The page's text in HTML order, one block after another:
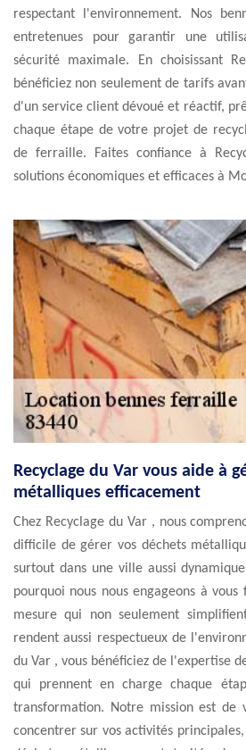
respectant l'environnement. Nos
entretenues pour garantir une
sécurité maximale. En choisissant
bénéficiez non seulement de tarifs
d'un service client dévoué et réactif,
chaque étape de votre projet de
de ferraille. Faites confiance à
solutions économiques et efficaces à
Recyclage du Var vous aide à
métalliques efficacement
Chez Recyclage du Var , nous
difficile de gérer vos déchets
surtout dans une ville aussi
pourquoi nous nous engageons à
mesure qui non seulement
rendent aussi respectueux de
du Var , vous bénéficiez de l'expertise
qui prennent en charge chaque
transformation. Notre mission est de
concentrer sur vos activités